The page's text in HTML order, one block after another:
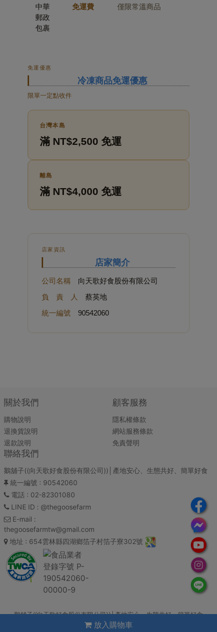
中華
郵政
包裹
免運費 僅限常溫商品
免運優惠
冷凍商品免運優惠
限單一定點收件
台灣本島
滿 NT$2,500 免運
離島
滿 NT$4,000 免運
店家資訊
店家簡介
公司名稱向天歌好食股份有限公司
負 責 人
蔡英地
統一編號 90542060
關於我們
購物說明
退換貨說明
退款說明
顧客服務
隱私權條款
網站服務條款
免責聲明
聯絡我們
鵝舖子((向天歌好食股份有限公司))│產地安心、生態共好、簡單好食
統一編號 : 90542060
電話: 02-82301080
LINE ID : @thegoosefarm
E-mail :
thegoosefarmtw@gmail.com
地址 : 654雲林縣四湖鄉箔子村箔子寮302號
鵝舖子((向天歌好食股份有限公司))│產地安心、生態共好、簡單好食
Copyright© 2026 All rights reserved. 系統：
放入購物車